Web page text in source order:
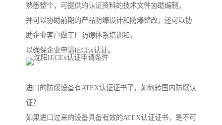
熟悉整个，可提供的认证资料的技术文件协助编制，
并可以协助前期的产品防爆设计和防爆整改，还可以协
助企业客户做工厂防爆体系培训和，
以确保企业申请IECEx认证。
进口的防爆设备有ATEX认证证书了，如何转国内防爆认
证？
如果进口过来的设备具备有效的ATEX认证证书，是不可